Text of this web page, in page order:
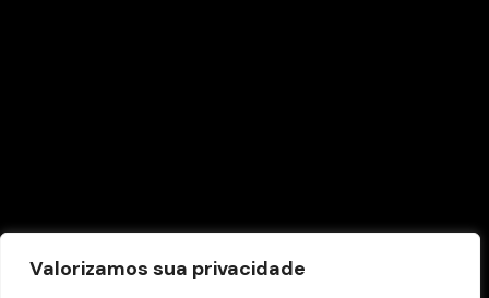
Valorizamos sua privacidade